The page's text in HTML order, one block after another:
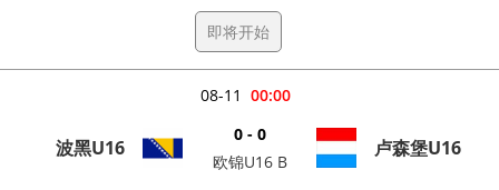
即将开始
00:00
08-11
波黑U16
0 - 0
欧锦U16 B
卢森堡U16